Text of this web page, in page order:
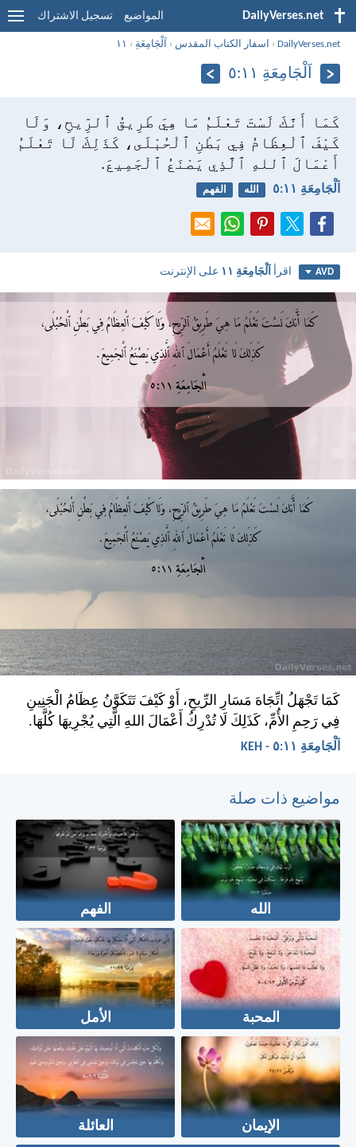
DailyVerses.net المواضيع تسجيل الاشتراك
DailyVerses.net
› اسفار الكتاب المقدس › اَلْجَامِعَةِ › ١١
اَلْجَامِعَةِ ١١:‏٥
كَمَا أَنَّكَ لَسْتَ تَعْلَمُ مَا هِيَ طَرِيقُ ٱلرِّيحِ، وَلَا
كَيْفَ ٱلْعِظَامُ فِي بَطْنِ ٱلْحُبْلَى، كَذَلِكَ لَا تَعْلَمُ
أَعْمَالَ ٱللهِ ٱلَّذِي يَصْنَعُ ٱلْجَمِيعَ.
اَلْجَامِعَةِ ١١:‏٥ الله الفهم
AVD اقرأاَلْجَامِعَةِ ١١ على الإنترنت
كَمَا تَجْهَلُ اتِّجَاهَ مَسَارِ الرِّيحِ، أَوْ كَيْفَ تَتَكَوَّنُ عِظَامُ الْجَنِينِ
فِي رَحِمِ الأُمِّ، كَذَلِكَ لَا تُدْرِكُ أَعْمَالَ اللهِ الَّتِي يُجْرِيهَا كُلَّهَا.
اَلْجَامِعَةِ ١١:‏٥ - KEH
مواضيع ذات صلة
الله الفهم
المحبة الأمل
الإيمان العائلة